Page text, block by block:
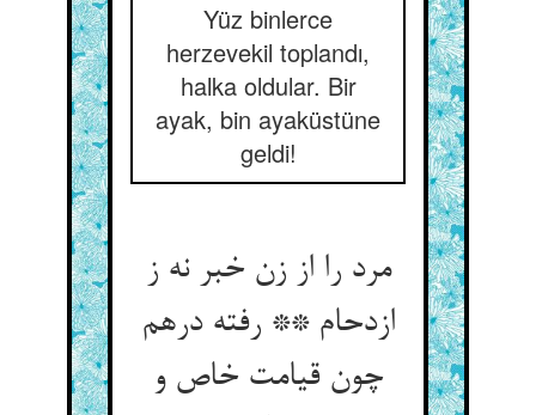
Yüz binlerce
herzevekil toplandı,
halka oldular. Bir
ayak, bin ayaküstüne
geldi!
مرد را از زن خبر نه ز
ازدحام ** رفته درهم
چون قیامت خاص و